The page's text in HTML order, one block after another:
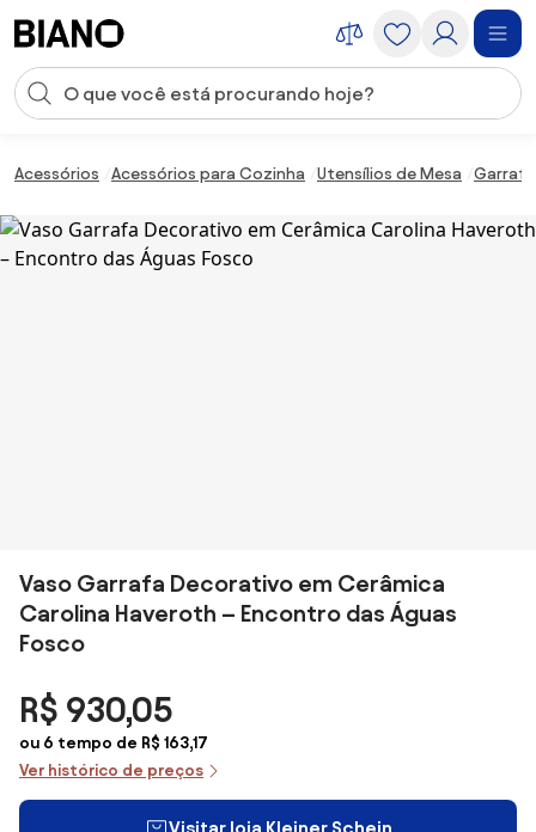
Entrada de pesquisa
Acessórios Acessórios para Cozinha Utensílios de Mesa
Vaso Garrafa Decorativo em Cerâmica
Carolina Haveroth – Encontro das Águas
Fosco
R$ 930,05
ou 6 tempo de R$ 163,17
Ver histórico de preços
Visitar loja Kleiner Schein